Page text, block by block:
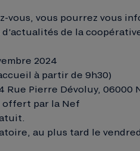
vous, vous pourrez vous
de la
2024
à partir de 9h30)
Rue Pierre Dévoluy, 06000
offert par la Nef
au plus tard le